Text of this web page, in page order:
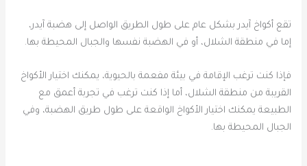
تقع أكواخ آيدر بشكل عام على طول الطريق الواصل إلى هضبة آيدر،
إما في منطقة الشلال، أو في الهضبة نفسها والجبال المحيطة بها.
فإذا كنت ترغب الإقامة في بيئة مفعمة بالحيوية، يمكنك اختيار الأكواخ
القريبة من منطقة الشلال، أما إذا كنت ترغب في تجربة أعمق مع
الطبيعة يمكنك اختيار الأكواخ الواقعة على طول طريق الهضبة، وفي
الجبال المحيطة بها.